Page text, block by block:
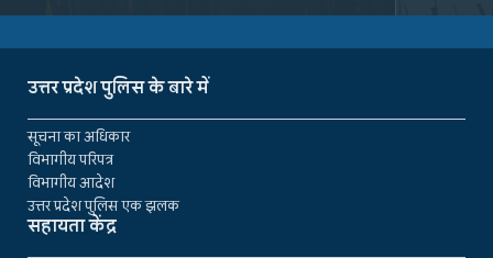
उत्तर प्रदेश पुलिस के बारे में
सूचना का अधिकार
विभागीय परिपत्र
विभागीय आदेश
उत्तर प्रदेश पुलिस एक झलक
सहायता केंद्र